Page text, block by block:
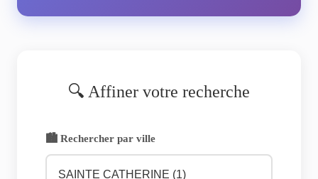
🔍 Affiner votre recherche
🏙️ Rechercher par ville